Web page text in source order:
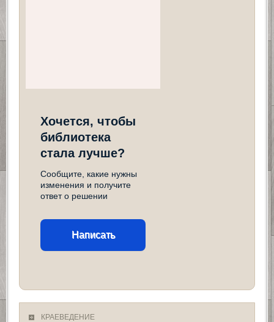
Хочется, чтобы
библиотека
стала лучше?
Сообщите, какие нужны
изменения и получите
ответ о решении
Написать
КРАЕВЕДЕНИЕ